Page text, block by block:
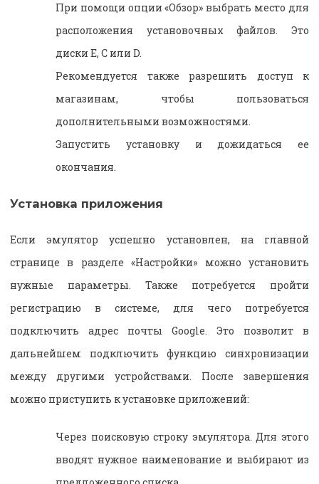
При помощи опции «Обзор» выбрать место для
расположения установочных файлов. Это
диски Е, С или D.
Рекомендуется также разрешить доступ к
магазинам, чтобы пользоваться
дополнительными возможностями.
Запустить установку и дожидаться ее
окончания.
Установка приложения
Если эмулятор успешно установлен, на главной
странице в разделе «Настройки» можно установить
нужные параметры. Также потребуется пройти
регистрацию в системе, для чего потребуется
подключить адрес почты Google. Это позволит в
дальнейшем подключить функцию синхронизации
между другими устройствами. После завершения
можно приступить к установке приложений:
Через поисковую строку эмулятора. Для этого
вводят нужное наименование и выбирают из